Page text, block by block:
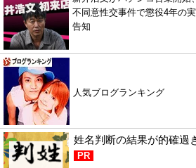
不同意性交事件で懲役4年の
告知
人気ブログランキング
姓名判断の結果が的確過
PR